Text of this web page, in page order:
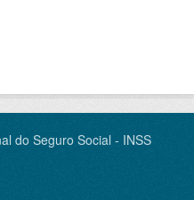
do Seguro Social - INSS